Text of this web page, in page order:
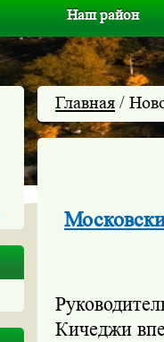
Наш район
Главная /
Кичеджи